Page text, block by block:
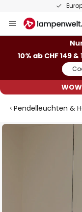
Inhalt
10% ab CHF 149
Pendelleuchten &
Zum